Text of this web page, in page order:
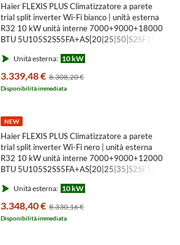
Haier FLEXIS PLUS Climatizzatore a parete
trial split inverter Wi-Fi bianco | unità esterna
R32 10 kW unità interne 7000+9000+18000
BTU 5U105S2SS5FA+AS[20|25|50]S2SF1FA-
Unità esterna: 10 kW
3.339,48 € 8.308,20 €
Disponibilità immediata
NEW
Haier FLEXIS PLUS Climatizzatore a parete
trial split inverter Wi-Fi nero | unità esterna
R32 10 kW unità interne 7000+9000+12000
BTU 5U105S2SS5FA+AS[20|25|35]S2SF1FA-
Unità esterna: 10 kW
3.348,40 € 8.330,16 €
Disponibilità immediata